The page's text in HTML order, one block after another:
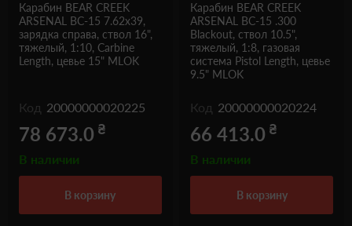
Карабин BEAR CREEK
ARSENAL BC-15 7.62x39,
зарядка справа, ствол 16",
тяжелый, 1:10, Carbine
Length, цевье 15" MLOK
Код 20000000020225
78 673.0 ₴
В наличии
в корзину
Карабин BEAR CREEK
ARSENAL BC-15 .300
Blackout, ствол 10.5",
тяжелый, 1:8, газовая
система Pistol Length, цевье
9.5" MLOK
Код 20000000020224
66 413.0 ₴
В наличии
в корзину